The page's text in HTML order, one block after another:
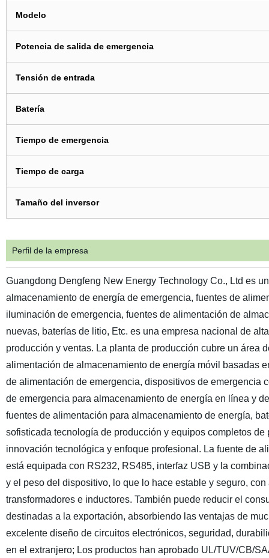
Modelo
Potencia de salida de emergencia
Tensión de entrada
Batería
Tiempo de emergencia
Tiempo de carga
Tamaño del inversor
Perfil de la empresa
Guangdong Dengfeng New Energy Technology Co., Ltd es
almacenamiento de energía de emergencia, fuentes de
iluminación de emergencia, fuentes de alimentación de
nuevas, baterías de litio, Etc. es una empresa nacional de
producción y ventas. La planta de producción cubre un área
alimentación de almacenamiento de energía móvil basadas
de alimentación de emergencia, dispositivos de emergencia
de emergencia para almacenamiento de energía en línea y
fuentes de alimentación para almacenamiento de energía,
sofisticada tecnología de producción y equipos completos
innovación tecnológica y enfoque profesional. La fuente de
está equipada con RS232, RS485, interfaz USB y la
y el peso del dispositivo, lo que lo hace estable y seguro,
transformadores e inductores. También puede reducir el
destinadas a la exportación, absorbiendo las ventajas de
excelente diseño de circuitos electrónicos, seguridad,
en el extranjero; Los productos han aprobado UL/TUV/CB/